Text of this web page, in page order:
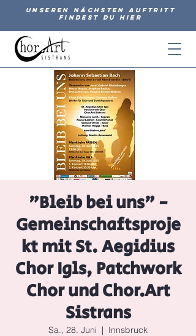
Unseren nächsten Auftritt
findest du hier
"Bleib bei uns" -
Gemeinschaftsproje
kt mit St. Aegidius
Chor Igls, Patchwork
Chor und Chor.Art
Sistrans
Sa., 28. Juni
  |
Innsbruck